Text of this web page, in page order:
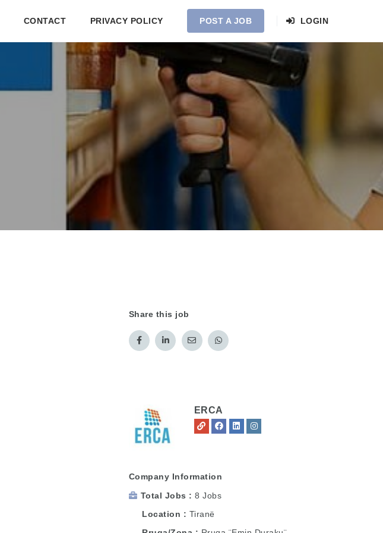
CONTACT PRIVACY POLICY POST A JOB LOGIN
Share this job
ERCA
Company Information
Total Jobs
8 Jobs
Location
Tiranë